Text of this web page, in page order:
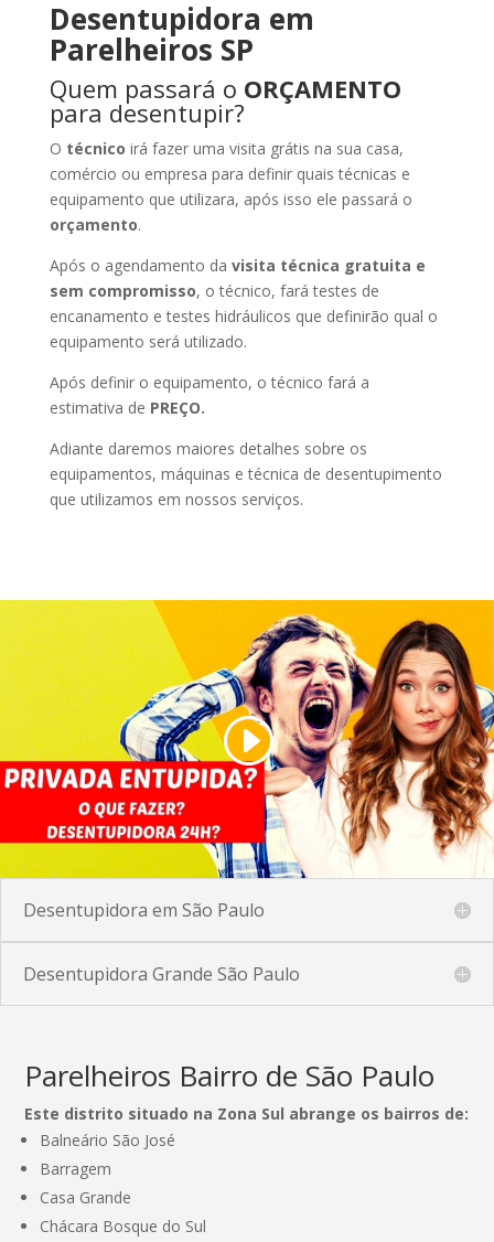
Desentupidora em
Parelheiros SP
Quem passará o ORÇAMENTO
para desentupir?
O técnico irá fazer uma visita grátis na sua casa,
comércio ou empresa para definir quais técnicas e
equipamento que utilizara, após isso ele passará o
orçamento.
Após o agendamento da visita técnica gratuita e
sem compromisso, o técnico, fará testes de
encanamento e testes hidráulicos que definirão qual o
equipamento será utilizado.
Após definir o equipamento, o técnico fará a
estimativa de PREÇO.
Adiante daremos maiores detalhes sobre os
equipamentos, máquinas e técnica de desentupimento
que utilizamos em nossos serviços.
Desentupidora em São Paulo
Desentupidora Grande São Paulo
Parelheiros Bairro de São Paulo
Este distrito situado na Zona Sul abrange os bairros de:
Balneário São José
Barragem
Casa Grande
Chácara Bosque do Sul